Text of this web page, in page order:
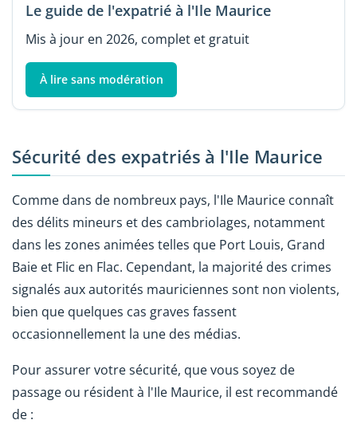
Le guide de l'expatrié à l'Ile Maurice
Mis à jour en 2026, complet et gratuit
À lire sans modération
Sécurité des expatriés à l'Ile Maurice
Comme dans de nombreux pays, l'Ile Maurice connaît
des délits mineurs et des cambriolages, notamment
dans les zones animées telles que Port Louis, Grand
Baie et Flic en Flac. Cependant, la majorité des crimes
signalés aux autorités mauriciennes sont non violents,
bien que quelques cas graves fassent
occasionnellement la une des médias.
Pour assurer votre sécurité, que vous soyez de
passage ou résident à l'Ile Maurice, il est recommandé
de :